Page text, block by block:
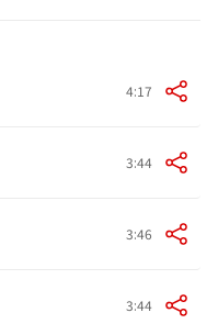
4:17
3:44
3:46
3:44